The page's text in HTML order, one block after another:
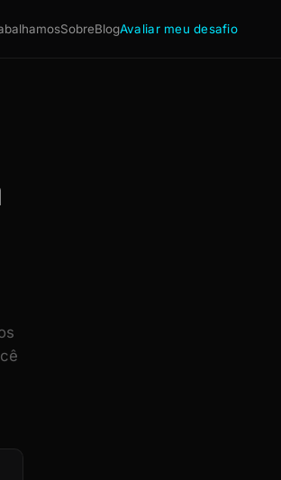
SobreBlogAvaliar meu desafio